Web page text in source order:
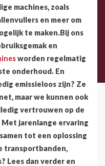
machines, zoals
en meer om
te maken.Bij ons
en
worden regelmatig
onderhoud. En
emissieloos zijn? Ze
maar we kunnen ook
vertrouwen op de
jarenlange ervaring
tot een oplossing
transportbanden,
Lees dan verder en